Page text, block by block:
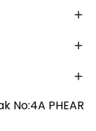
No:4A PHEAR